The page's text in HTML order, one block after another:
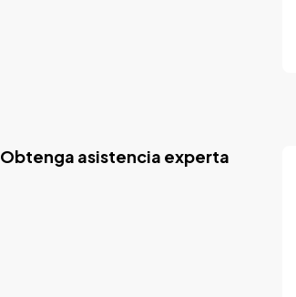
Obtenga asistencia experta